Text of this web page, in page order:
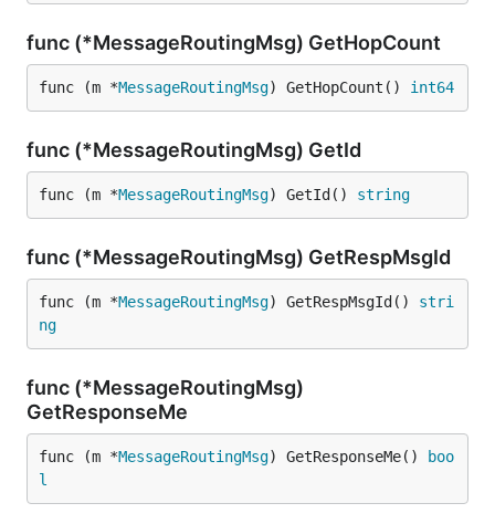
func (*MessageRoutingMsg) GetHopCount
func (m *MessageRoutingMsg) GetHopCount() int64
func (*MessageRoutingMsg) GetId
func (m *MessageRoutingMsg) GetId() string
func (*MessageRoutingMsg) GetRespMsgId
func (m *MessageRoutingMsg) GetRespMsgId() stri
ng
func (*MessageRoutingMsg)
GetResponseMe
func (m *MessageRoutingMsg) GetResponseMe()
boo
l